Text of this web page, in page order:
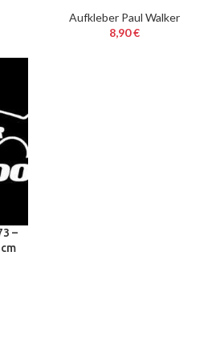
Aufkleber Paul Walker
8,90€
–